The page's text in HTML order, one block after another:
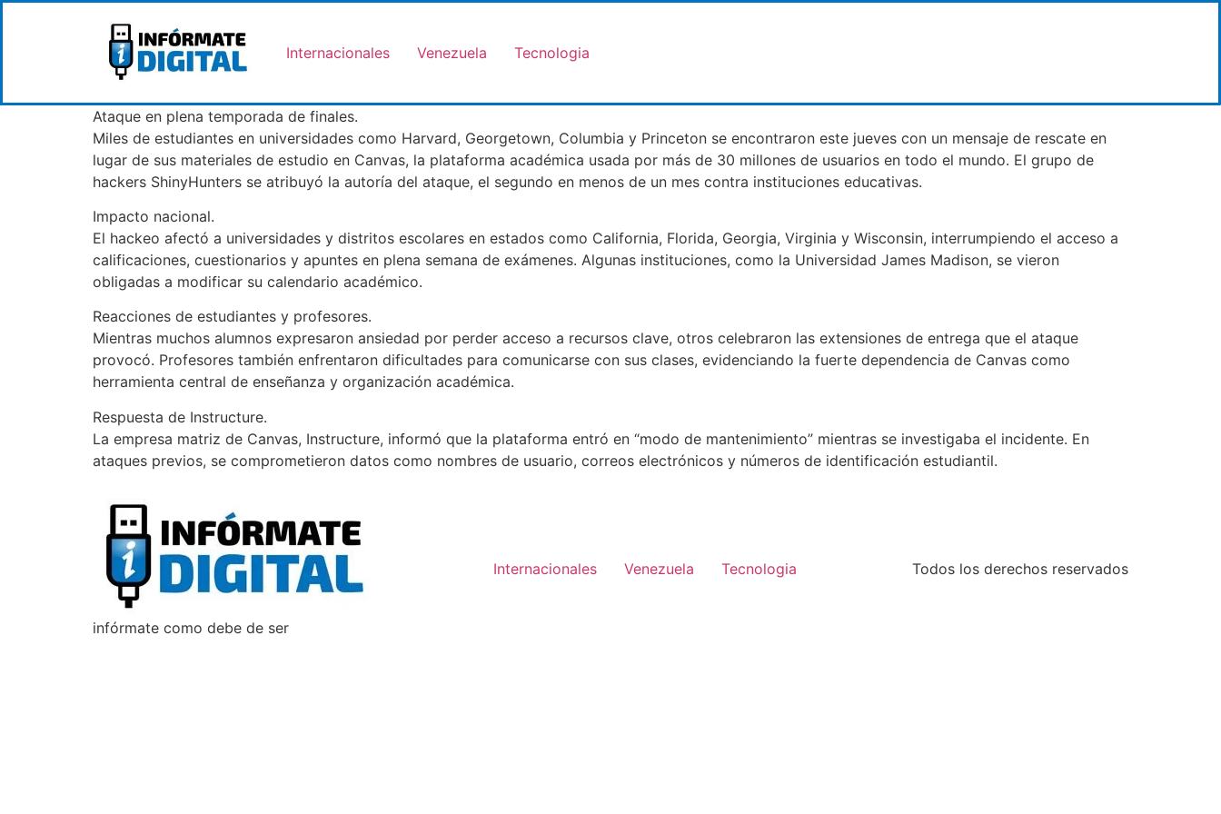
Internacionales Venezuela Tecnologia
Ataque en plena temporada de finales.
Miles de estudiantes en universidades como Harvard, Georgetown, Columbia y Princeton se encontraron este jueves con un mensaje de rescate en
lugar de sus materiales de estudio en Canvas, la plataforma académica usada por más de 30 millones de usuarios en todo el mundo. El grupo de
hackers ShinyHunters se atribuyó la autoría del ataque, el segundo en menos de un mes contra instituciones educativas.
Impacto nacional.
El hackeo afectó a universidades y distritos escolares en estados como California, Florida, Georgia, Virginia y Wisconsin, interrumpiendo el acceso a
calificaciones, cuestionarios y apuntes en plena semana de exámenes. Algunas instituciones, como la Universidad James Madison, se vieron
obligadas a modificar su calendario académico.
Reacciones de estudiantes y profesores.
Mientras muchos alumnos expresaron ansiedad por perder acceso a recursos clave, otros celebraron las extensiones de entrega que el ataque
provocó. Profesores también enfrentaron dificultades para comunicarse con sus clases, evidenciando la fuerte dependencia de Canvas como
herramienta central de enseñanza y organización académica.
Respuesta de Instructure.
La empresa matriz de Canvas, Instructure, informó que la plataforma entró en “modo de mantenimiento” mientras se investigaba el incidente. En
ataques previos, se comprometieron datos como nombres de usuario, correos electrónicos y números de identificación estudiantil.
infórmate como debe de ser
Internacionales Venezuela Tecnologia Todos los derechos reservados